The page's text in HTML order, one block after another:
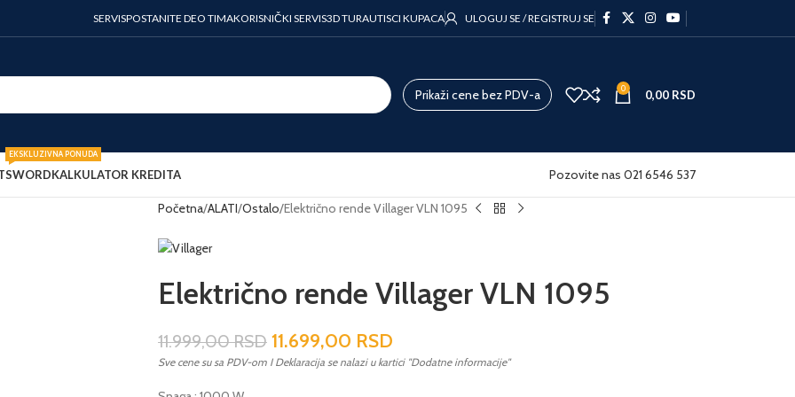
SERVISPOSTANITE DEO TIMAKORISNIČKI SERVIS3D TURAUTISCI KUPACA ULOGUJ SE / REGISTRUJ SE
Prikaži cene bez PDV-a 0 0,00 RSD
SWORD
EKSKLUZIVNA PONUDA
KALKULATOR KREDITA Pozovite nas 021 6546 537
Početna ALATI Ostalo Električno rende Villager VLN 1095
Električno rende Villager VLN 1095
11.999,00RSD 11.699,00 RSD
Sve cene su sa PDV-om I Deklaracija se nalazi u kartici "Dodatne informacije"